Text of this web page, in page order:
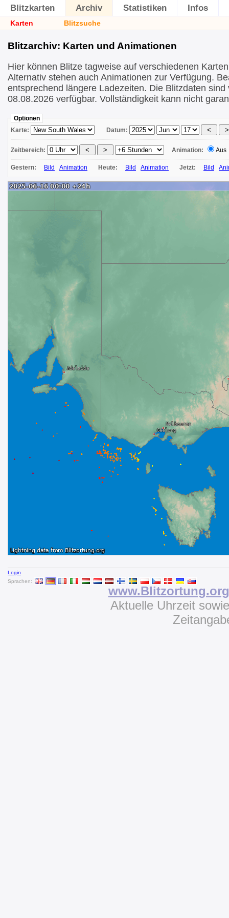
Blitzkarten Archiv Statistiken Infos
Karten Blitzsuche
Blitzarchiv: Karten und Animationen
Hier können Blitze tagweise auf verschiedenen
Alternativ stehen auch Animationen zur Verfügung.
entsprechend längere Ladezeiten. Die Blitzdaten sind
08.08.2026 verfügbar. Vollständigkeit kann nicht
Optionen
Karte:
Datum:
Zeitbereich: Animation: Aus
Gestern: Bild Animation Heute: Bild Animation Jetzt: Bild
Login
Sprachen:
www.Blitzortung.org
Aktuelle Uhrzeit